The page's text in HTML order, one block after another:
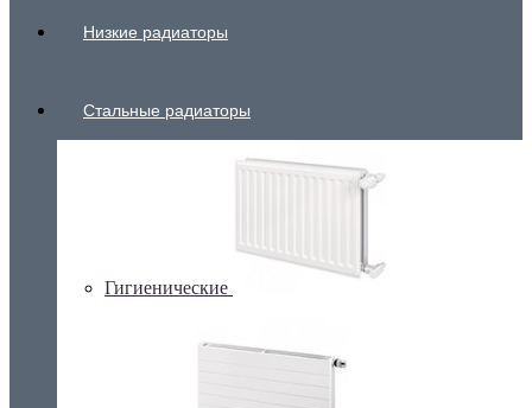
Низкие радиаторы
Стальные радиаторы
Гигиенические